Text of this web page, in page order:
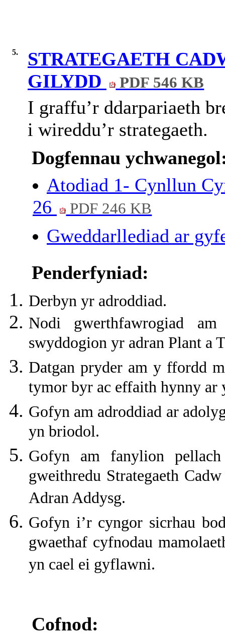
5.
STRATEGAETH
GILYDD
PDF 546 KB
I graffu’r ddarpariaeth
i wireddu’r strategaeth.
Dogfennau
Atodiad 1- Cynllun
26
PDF 246 KB
Gweddarllediad ar
Penderfyniad:
Derbyn yr adroddiad.
Nodi gwerthfawrogiad
swyddogion yr adran Plant a
Datgan pryder am y ffordd
tymor byr ac effaith hynny ar
Gofyn am adroddiad ar
yn briodol.
Gofyn am fanylion
gweithredu Strategaeth
Adran Addysg.
Gofyn i’r cyngor sicrhau
gwaethaf cyfnodau
yn cael ei gyflawni.
Cofnod: